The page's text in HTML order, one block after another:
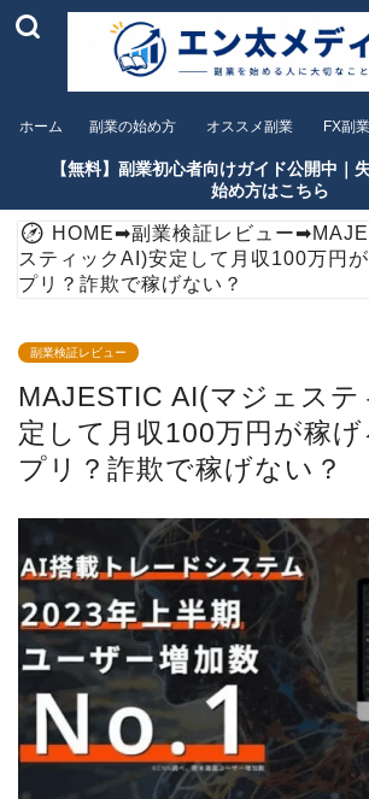
ホーム 副業の始め方 オススメ副業 FX副業
【無料】副業初心者向けガイド公開中｜
始め方はこちら
HOME➡副業検証レビュー➡
スティックAI)安定して月収100万円
プリ？詐欺で稼げない？
副業検証レビュー
MAJESTIC AI(マジェステ
定して月収100万円が稼
プリ？詐欺で稼げない？